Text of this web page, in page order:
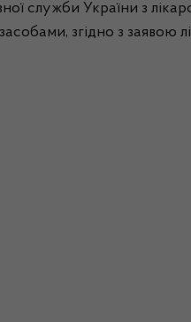
служби України з
згідно з заявою